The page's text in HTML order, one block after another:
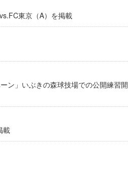
東京（A）を掲載
ン」いぶきの森球技場での公開練習開
載